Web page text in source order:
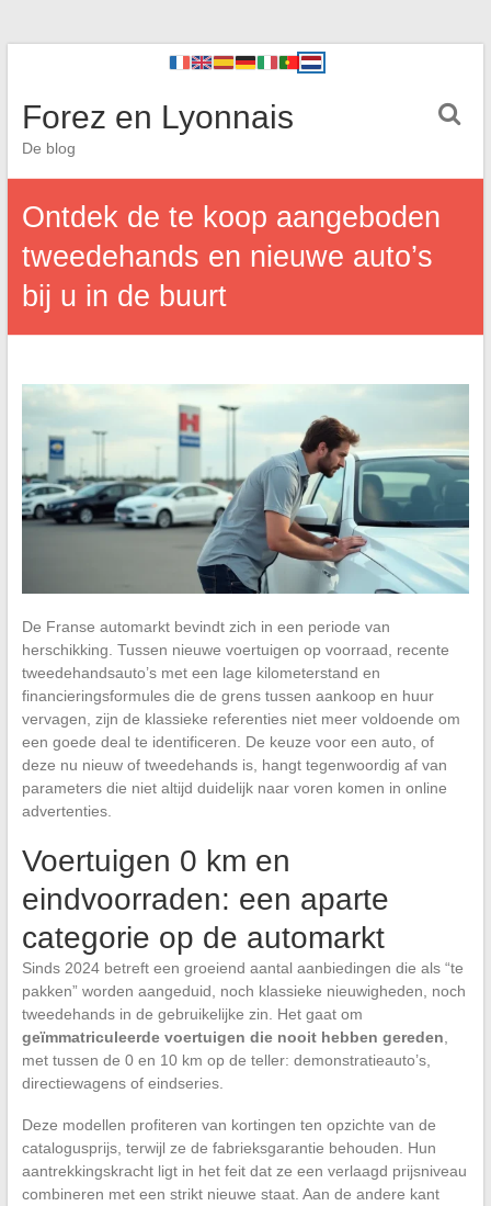
Forez en Lyonnais
De blog
Ontdek de te koop aangeboden
tweedehands en nieuwe auto’s
bij u in de buurt
De Franse automarkt bevindt zich in een periode van
herschikking. Tussen nieuwe voertuigen op voorraad, recente
tweedehandsauto’s met een lage kilometerstand en
financieringsformules die de grens tussen aankoop en huur
vervagen, zijn de klassieke referenties niet meer voldoende om
een goede deal te identificeren. De keuze voor een auto, of
deze nu nieuw of tweedehands is, hangt tegenwoordig af van
parameters die niet altijd duidelijk naar voren komen in online
advertenties.
Voertuigen 0 km en
eindvoorraden: een aparte
categorie op de automarkt
Sinds 2024 betreft een groeiend aantal aanbiedingen die als “te
pakken” worden aangeduid, noch klassieke nieuwigheden, noch
tweedehands in de gebruikelijke zin. Het gaat om
geïmmatriculeerde voertuigen die nooit hebben gereden
met tussen de 0 en 10 km op de teller: demonstratieauto’s,
directiewagens of eindseries.
Deze modellen profiteren van kortingen ten opzichte van de
catalogusprijs, terwijl ze de fabrieksgarantie behouden. Hun
aantrekkingskracht ligt in het feit dat ze een verlaagd prijsniveau
combineren met een strikt nieuwe staat. Aan de andere kant